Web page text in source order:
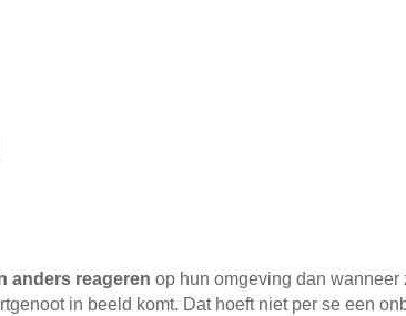
anders reageren op hun omgeving dan
in beeld komt. Dat hoeft niet per se een